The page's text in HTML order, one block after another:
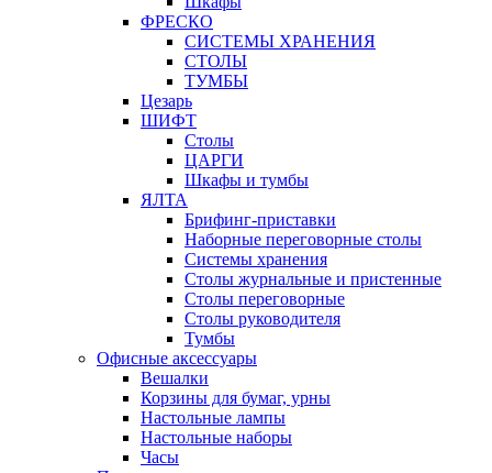
ФРЕСКО
СИСТЕМЫ ХРАНЕНИЯ
СТОЛЫ
ТУМБЫ
Цезарь
ШИФТ
Столы
ЦАРГИ
Шкафы и тумбы
ЯЛТА
Брифинг-приставки
Наборные переговорные столы
Системы хранения
Столы журнальные и пристенные
Столы переговорные
Столы руководителя
Тумбы
Офисные аксессуары
Вешалки
Корзины для бумаг, урны
Настольные лампы
Настольные наборы
Часы